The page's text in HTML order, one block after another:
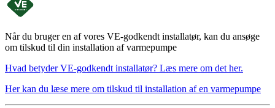
Når du bruger en af vores VE-godkendt installatør, kan du ansøge
om tilskud til din installation af varmepumpe
Hvad betyder VE-godkendt installatør? Læs mere om det her.
Her kan du læse mere om tilskud til installation af en varmepumpe